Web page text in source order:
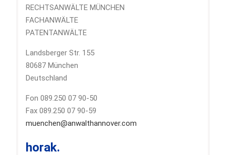
RECHTSANWÄLTE MÜNCHEN
FACHANWÄLTE
PATENTANWÄLTE
Landsberger Str. 155
80687 München
Deutschland
Fon 089.250 07 90-50
Fax 089.250 07 90-59
muenchen@anwalthannover.com
horak.